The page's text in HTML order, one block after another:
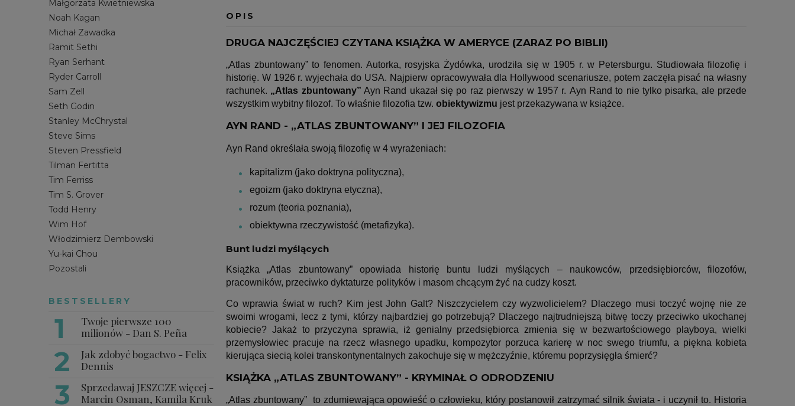
Małgorzata Kwietniewska
Noah Kagan
Michał Zawadka
Ramit Sethi
Ryan Serhant
Ryder Carroll
Sam Zell
Seth Godin
Stanley McChrystal
Steve Sims
Steven Pressfield
Tilman Fertitta
Tim Ferriss
Tim S. Grover
Todd Henry
Wim Hof
Włodzimierz Dembowski
Yu-kai Chou
Pozostali
BESTSELLERY
Twoje pierwsze 100
milionów - Dan S. Peña
Jak zdobyć bogactwo - Felix
Dennis
Sprzedawaj JESZCZE więcej -
Marcin Osman, Kamila Kruk
OPIS
DRUGA NAJCZĘŚCIEJ CZYTANA KSIĄŻKA W AMERYCE (ZARAZ PO BIBLII)
„Atlas zbuntowany” to fenomen. Autorka, rosyjska Żydówka, urodziła się w 1905 r. w Petersburgu. Studiowała filozofię i
historię. W 1926 r. wyjechała do USA. Najpierw opracowywała dla Hollywood scenariusze, potem zaczęła pisać na własny
rachunek. „Atlas zbuntowany” Ayn Rand ukazał się po raz pierwszy w 1957 r. Ayn Rand to nie tylko pisarka, ale przede
wszystkim wybitny filozof. To właśnie filozofia tzw. obiektywizmu jest przekazywana w książce.
AYN RAND - „ATLAS ZBUNTOWANY” I JEJ FILOZOFIA
Ayn Rand określała swoją filozofię w 4 wyrażeniach:
kapitalizm (jako doktryna polityczna),
egoizm (jako doktryna etyczna),
rozum (teoria poznania),
obiektywna rzeczywistość (metafizyka).
Bunt ludzi myślących
Książka „Atlas zbuntowany” opowiada historię buntu ludzi myślących – naukowców, przedsiębiorców, filozofów,
pracowników, przeciwko dyktaturze polityków i masom chcącym żyć na cudzy koszt.
Co wprawia świat w ruch? Kim jest John Galt? Niszczycielem czy wyzwolicielem? Dlaczego musi toczyć wojnę nie ze
swoimi wrogami, lecz z tymi, którzy najbardziej go potrzebują? Dlaczego najtrudniejszą bitwę toczy przeciwko ukochanej
kobiecie? Jakaż to przyczyna sprawia, iż genialny przedsiębiorca zmienia się w bezwartościowego playboya, wielki
przemysłowiec pracuje na rzecz własnego upadku, kompozytor porzuca karierę w noc swego triumfu, a piękna kobieta
kierująca siecią kolei transkontynentalnych zakochuje się w mężczyźnie, któremu poprzysięgła śmierć?
KSIĄŻKA „ATLAS ZBUNTOWANY” - KRYMINAŁ O ODRODZENIU
„Atlas zbuntowany” to zdumiewająca opowieść o człowieku, który postanowił zatrzymać silnik świata - i uczynił to. Historia